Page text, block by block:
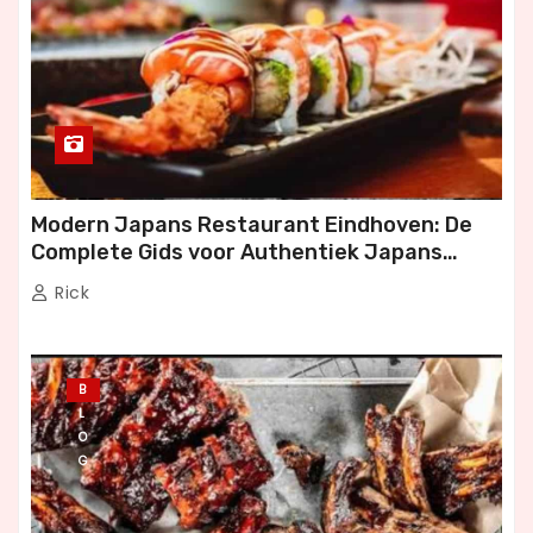
Modern Japans Restaurant Eindhoven: De
Complete Gids voor Authentiek Japans
Dineren
Rick
B
L
O
G